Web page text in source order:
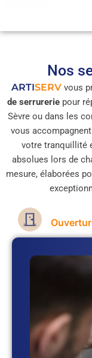
Nos
ARTISERV vous
de serrureriepour
Sèvre ou dans les
vous
votre tranquillité
absolues lors de
mesure, élaborées